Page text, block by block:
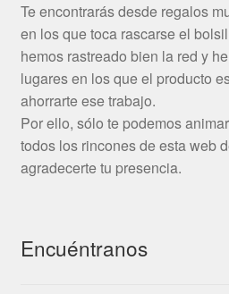
Te encontrarás desde regalos
en los que toca rascarse el
hemos rastreado bien la red y
lugares en los que el producto
ahorrarte ese trabajo.
Por ello, sólo te podemos
todos los rincones de esta web
agradecerte tu presencia.
Encuéntranos